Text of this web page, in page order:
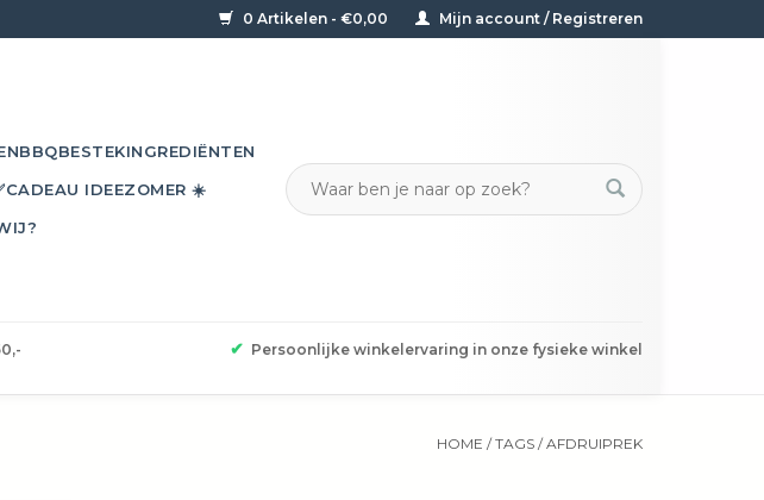
0 Artikelen - €0,00 Mijn account / Registreren
BBQBESTEKINGREDIËNTEN
CADEAU IDEEZOMER ☀️
✔ Persoonlijke winkelervaring in onze fysieke winkel
HOME /TAGS /AFDRUIPREK